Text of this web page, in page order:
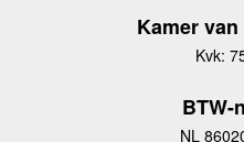
Kamer
Kvk:
BTW-
NL